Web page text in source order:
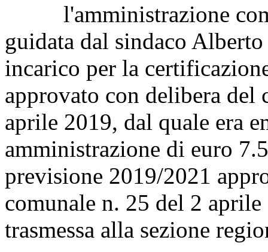
l'amministrazione
guidata dal sindaco
incarico per la
approvato con delibera
aprile 2019, dal quale era
amministrazione di euro
previsione 2019/2021
comunale n. 25 del 2
trasmessa alla sezione